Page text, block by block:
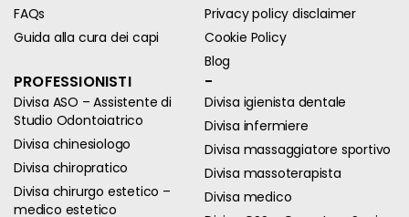
FAQs
Guida alla cura dei capi
Privacy policy disclaimer
Cookie Policy
Blog
PROFESSIONISTI
Divisa ASO – Assistente di
Studio Odontoiatrico
Divisa chinesiologo
Divisa chiropratico
Divisa chirurgo estetico –
medico estetico
-
Divisa igienista dentale
Divisa infermiere
Divisa massaggiatore sportivo
Divisa massoterapista
Divisa medico